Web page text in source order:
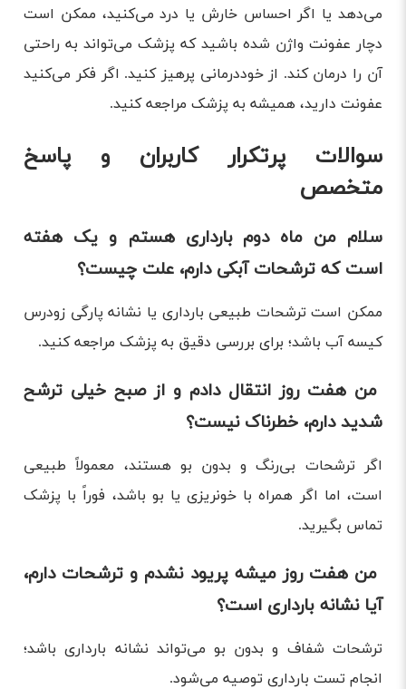
می‌دهد یا اگر احساس خارش یا درد می‌کنید، ممکن است
دچار عفونت واژن شده باشید که پزشک می‌تواند به راحتی
آن را درمان کند. از خوددرمانی پرهیز کنید. اگر فکر می‌کنید
عفونت دارید، همیشه به پزشک مراجعه کنید.
سوالات پرتکرار کاربران و پاسخ
متخصص
سلام من ماه دوم بارداری هستم و یک هفته
است که ترشحات آبکی دارم، علت چیست؟
ممکن است ترشحات طبیعی بارداری یا نشانه پارگی زودرس
کیسه آب باشد؛ برای بررسی دقیق به پزشک مراجعه کنید.
من هفت روز انتقال دادم و از صبح خیلی ترشح
شدید دارم، خطرناک نیست؟
اگر ترشحات بی‌رنگ و بدون بو هستند، معمولاً طبیعی
است، اما اگر همراه با خونریزی یا بو باشد، فوراً با پزشک
تماس بگیرید.
من هفت روز میشه پریود نشدم و ترشحات دارم،
آیا نشانه بارداری است؟
ترشحات شفاف و بدون بو می‌تواند نشانه بارداری باشد؛
انجام تست بارداری توصیه می‌شود.